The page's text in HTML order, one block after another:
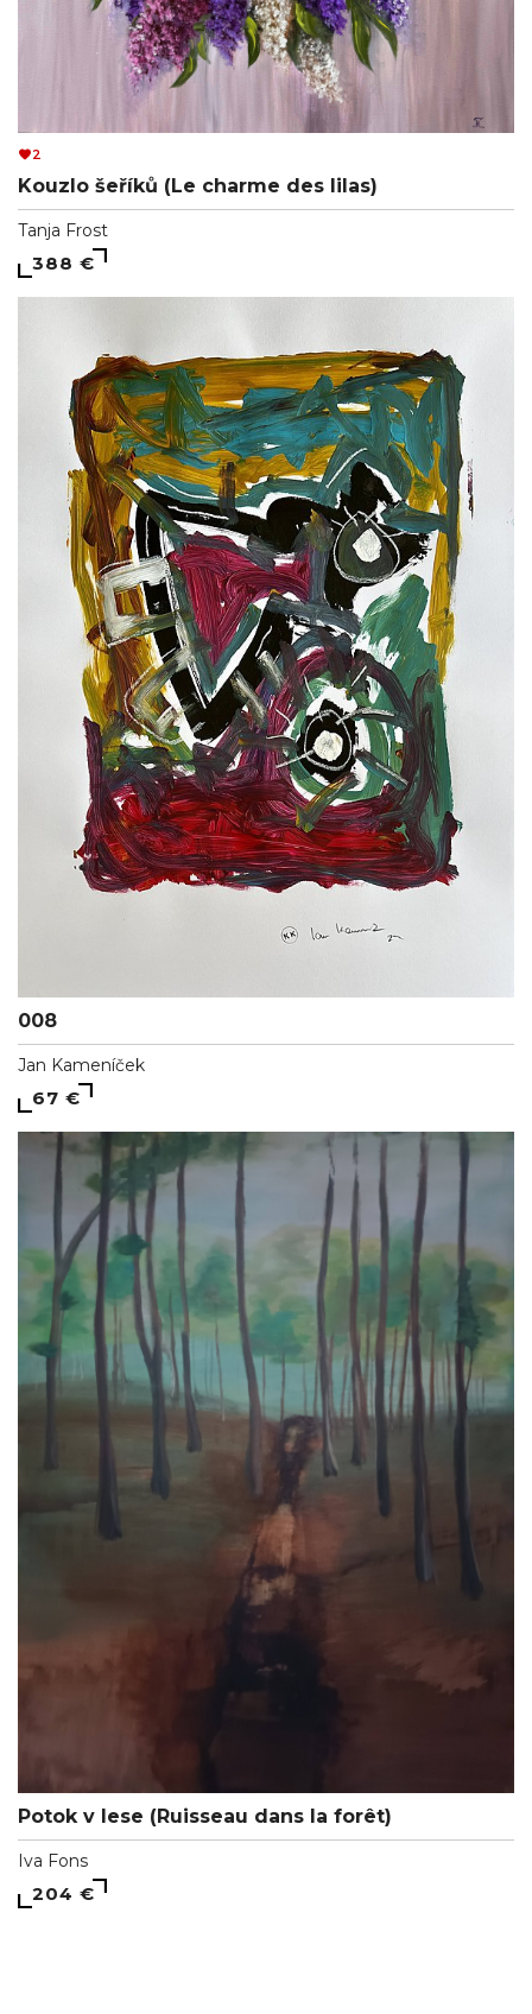
2
Kouzlo šeříků (Le charme des lilas)
Tanja Frost
388 €
008
Jan Kameníček
67 €
Potok v lese (Ruisseau dans la forêt)
Iva Fons
204 €